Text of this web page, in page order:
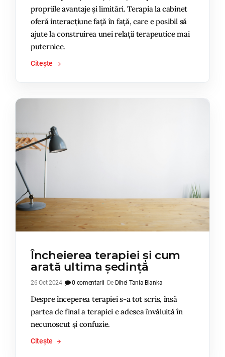
propriile avantaje și limitări. Terapia la cabinet
oferă interacțiune față în față, care e posibil să
ajute la construirea unei relații terapeutice mai
puternice.
Citește
Încheierea terapiei și cum
arată ultima ședință
26 Oct 2024 0 comentarii De Dihel Tania Blanka
Despre începerea terapiei s-a tot scris, însă
partea de final a terapiei e adesea învăluită în
necunoscut și confuzie.
Citește